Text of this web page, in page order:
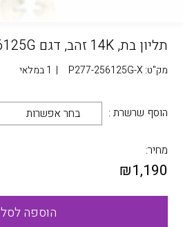
תליון בת, 14K זהב, דגם P277-256125G
מק"ט: P277-256125G-X
| 1 במלאי
הוסף שרשרת : בחר אפשרות
מחיר:
₪1,190
הוספה לסל